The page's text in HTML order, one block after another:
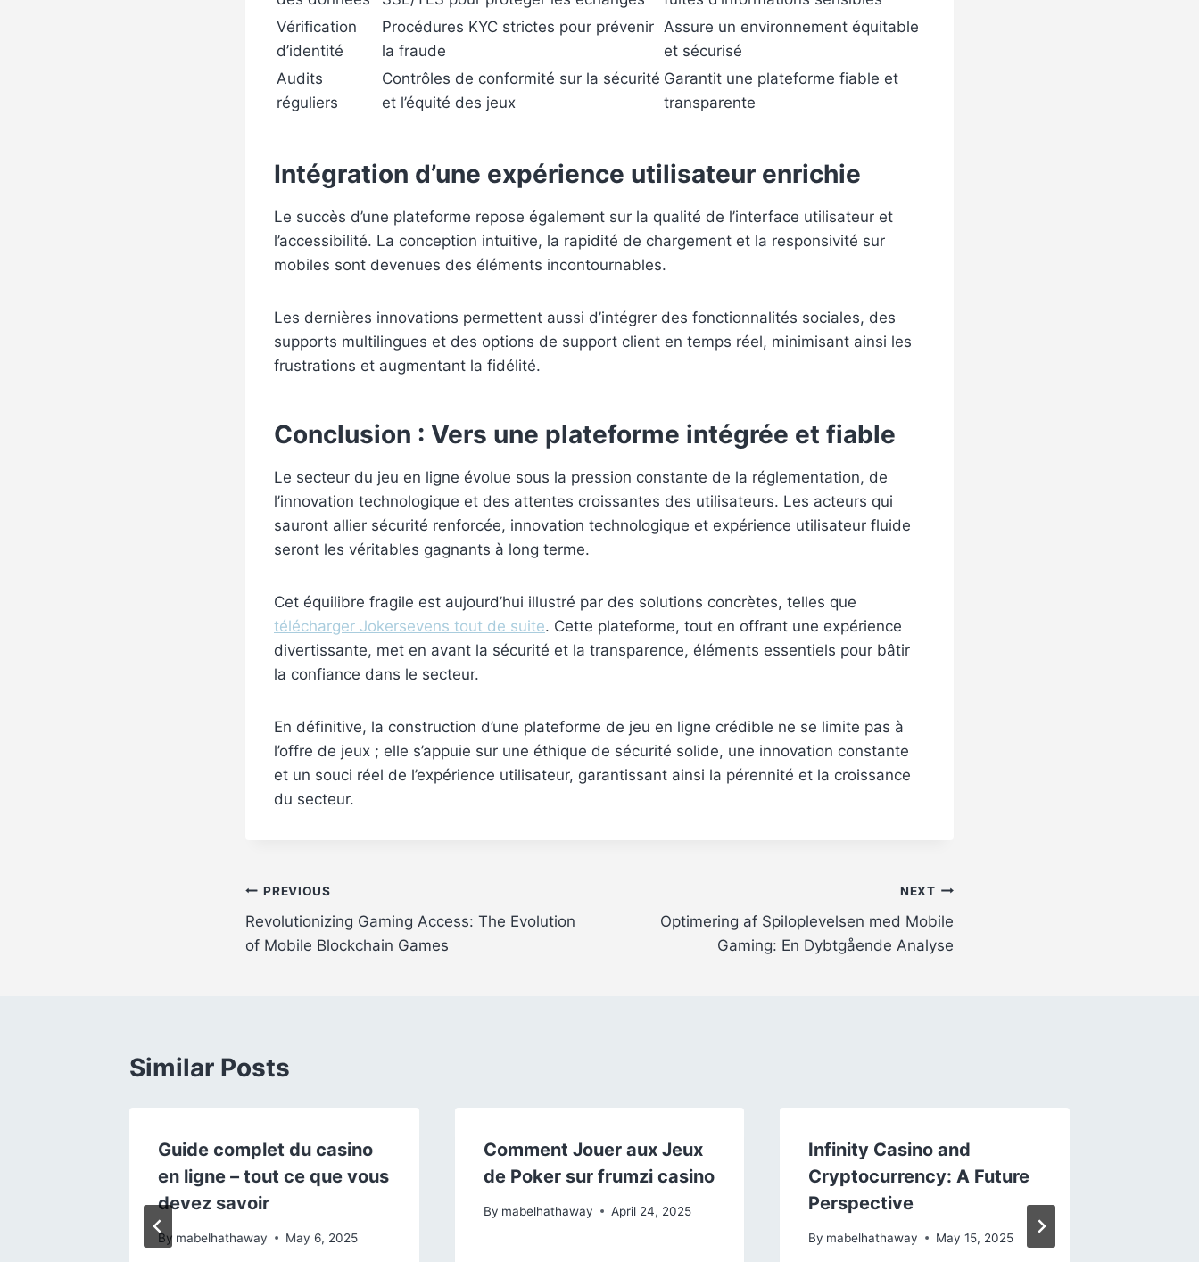
Vérification
d’identité
Procédures KYC strictes pour prévenir
la fraude
Assure un environnement équitable
et sécurisé
Audits
réguliers
Contrôles de conformité sur la sécurité
et l’équité des jeux
Garantit une plateforme fiable et
transparente
Intégration d’une expérience utilisateur enrichie
Le succès d’une plateforme repose également sur la qualité de l’interface utilisateur et
l’accessibilité. La conception intuitive, la rapidité de chargement et la responsivité sur
mobiles sont devenues des éléments incontournables.
Les dernières innovations permettent aussi d’intégrer des fonctionnalités sociales, des
supports multilingues et des options de support client en temps réel, minimisant ainsi les
frustrations et augmentant la fidélité.
Conclusion : Vers une plateforme intégrée et fiable
Le secteur du jeu en ligne évolue sous la pression constante de la réglementation, de
l’innovation technologique et des attentes croissantes des utilisateurs. Les acteurs qui
sauront allier sécurité renforcée, innovation technologique et expérience utilisateur fluide
seront les véritables gagnants à long terme.
Cet équilibre fragile est aujourd’hui illustré par des solutions concrètes, telles que
télécharger Jokersevens tout de suite. Cette plateforme, tout en offrant une expérience
divertissante, met en avant la sécurité et la transparence, éléments essentiels pour bâtir
la confiance dans le secteur.
En définitive, la construction d’une plateforme de jeu en ligne crédible ne se limite pas à
l’offre de jeux ; elle s’appuie sur une éthique de sécurité solide, une innovation constante
et un souci réel de l’expérience utilisateur, garantissant ainsi la pérennité et la croissance
du secteur.
Post
navigation
PREVIOUS
Revolutionizing Gaming Access: The Evolution
of Mobile Blockchain Games
NEXT
Optimering af Spiloplevelsen med Mobile
Gaming: En Dybtgående Analyse
Similar Posts
Guide complet du casino
en ligne – tout ce que vous
devez savoir
By mabelhathaway May 6, 2025
Comment Jouer aux Jeux
de Poker sur frumzi casino
By mabelhathaway April 24, 2025
Infinity Casino and
Cryptocurrency: A Future
Perspective
By mabelhathaway May 15, 2025